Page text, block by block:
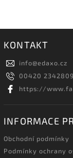
KONTAKT
info@edaxo.cz
00420
https://
INFORMACE
Obchodní podmínky
Podmínky ochrany